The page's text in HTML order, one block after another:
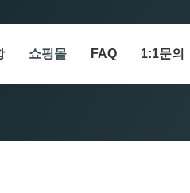
쇼핑몰 FAQ 1:1문의